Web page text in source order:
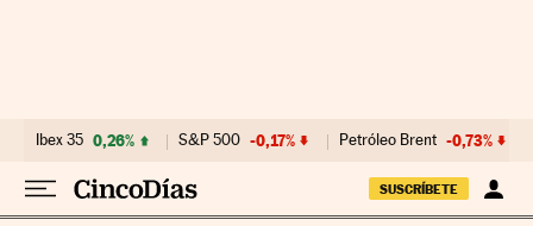
Ibex 35 0,26% S&P 500 -0,17% Petróleo Brent -0,73%
SUSCRÍBETE